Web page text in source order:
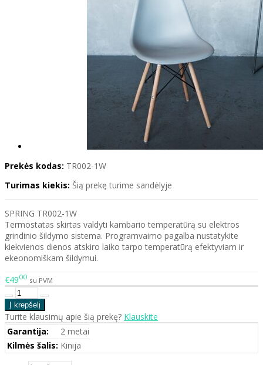
Prekės kodas: TR002-1W
Turimas kiekis: Šią prekę turime sandėlyje
SPRING TR002-1W
Termostatas skirtas valdyti kambario temperatūrą su elektros
grindinio šildymo sistema. Programvaimo pagalba nustatykite
kiekvienos dienos atskiro laiko tarpo temperatūrą efektyviam ir
ekeonomiškam šildymui.
€4900 su PVM
Turite klausimų apie šią prekę? Klauskite
Garantija:
2 metai
Kilmės šalis: Kinija